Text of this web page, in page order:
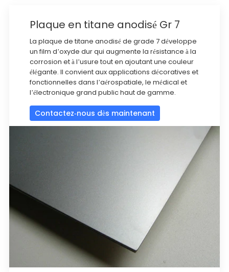
Plaque en titane anodisé Gr 7
La plaque de titane anodisé de grade 7 développe
un film d’oxyde dur qui augmente la résistance à la
corrosion et à l’usure tout en ajoutant une couleur
élégante. Il convient aux applications décoratives et
fonctionnelles dans l’aérospatiale, le médical et
l’électronique grand public haut de gamme.
Contactez-nous dès maintenant